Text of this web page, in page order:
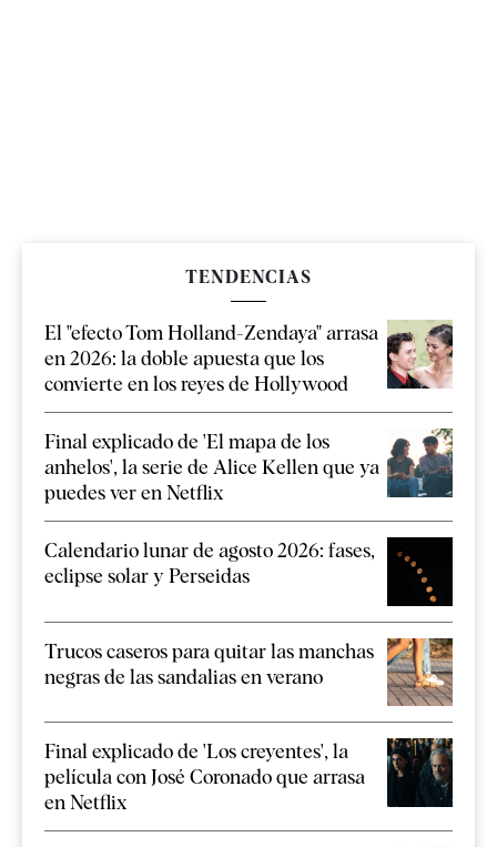
TENDENCIAS
El "efecto Tom Holland-Zendaya" arrasa
en 2026: la doble apuesta que los
convierte en los reyes de Hollywood
Final explicado de 'El mapa de los
anhelos', la serie de Alice Kellen que ya
puedes ver en Netflix
Calendario lunar de agosto 2026: fases,
eclipse solar y Perseidas
Trucos caseros para quitar las manchas
negras de las sandalias en verano
Final explicado de 'Los creyentes', la
película con José Coronado que arrasa
en Netflix